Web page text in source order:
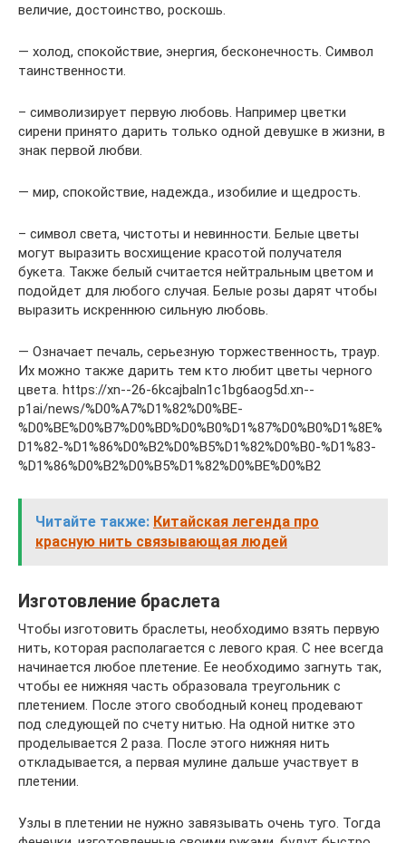
величие, достоинство, роскошь.
— холод, спокойствие, энергия, бесконечность. Символ
таинственности.
– символизирует первую любовь. Например цветки
сирени принято дарить только одной девушке в жизни, в
знак первой любви.
— мир, спокойствие, надежда., изобилие и щедрость.
– символ света, чистоты и невинности. Белые цветы
могут выразить восхищение красотой получателя
букета. Также белый считается нейтральным цветом и
подойдет для любого случая. Белые розы дарят чтобы
выразить искреннюю сильную любовь.
— Означает печаль, серьезную торжественность, траур.
Их можно также дарить тем кто любит цветы черного
цвета. https://xn--26-6kcajbaln1c1bg6aog5d.xn--
p1ai/news/%D0%A7%D1%82%D0%BE-
%D0%BE%D0%B7%D0%BD%D0%B0%D1%87%D0%B0%D1%8E%
D1%82-%D1%86%D0%B2%D0%B5%D1%82%D0%B0-%D1%83-
%D1%86%D0%B2%D0%B5%D1%82%D0%BE%D0%B2
Читайте также: Китайская легенда про
красную нить связывающая людей
Изготовление браслета
Чтобы изготовить браслеты, необходимо взять первую
нить, которая располагается с левого края. С нее всегда
начинается любое плетение. Ее необходимо загнуть так,
чтобы ее нижняя часть образовала треугольник с
плетением. После этого свободный конец продевают
под следующей по счету нитью. На одной нитке это
проделывается 2 раза. После этого нижняя нить
откладывается, а первая мулине дальше участвует в
плетении.
Узлы в плетении не нужно завязывать очень туго. Тогда